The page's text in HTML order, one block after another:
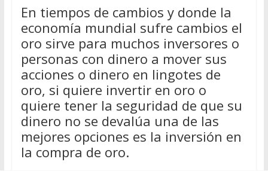
En tiempos de cambios y donde la
economía mundial sufre cambios el
oro sirve para muchos inversores o
personas con dinero a mover sus
acciones o dinero en lingotes de
oro, si quiere invertir en oro o
quiere tener la seguridad de que su
dinero no se devalúa una de las
mejores opciones es la inversión en
la compra de oro.